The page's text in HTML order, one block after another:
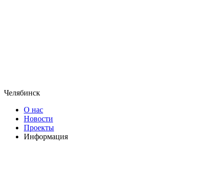
Челябинск
О нас
Новости
Проекты
Информация